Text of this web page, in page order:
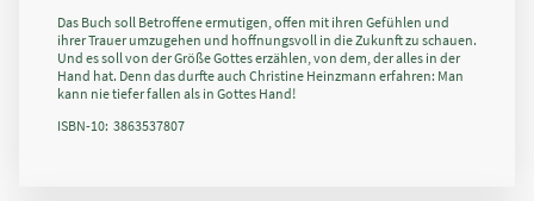
Das Buch soll Betroffene ermutigen, offen mit ihren Gefühlen und
ihrer Trauer umzugehen und hoffnungsvoll in die Zukunft zu schauen.
Und es soll von der Größe Gottes erzählen, von dem, der alles in der
Hand hat. Denn das durfte auch Christine Heinzmann erfahren: Man
kann nie tiefer fallen als in Gottes Hand!
ISBN-10: ‎ 3863537807